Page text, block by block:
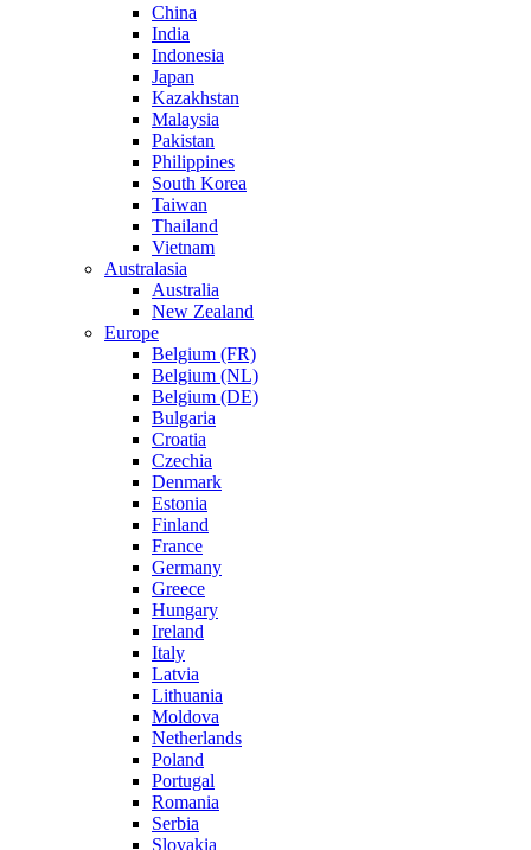
China
India
Indonesia
Japan
Kazakhstan
Malaysia
Pakistan
Philippines
South Korea
Taiwan
Thailand
Vietnam
Australasia
Australia
New Zealand
Europe
Belgium (FR)
Belgium (NL)
Belgium (DE)
Bulgaria
Croatia
Czechia
Denmark
Estonia
Finland
France
Germany
Greece
Hungary
Ireland
Italy
Latvia
Lithuania
Moldova
Netherlands
Poland
Portugal
Romania
Serbia
Slovakia